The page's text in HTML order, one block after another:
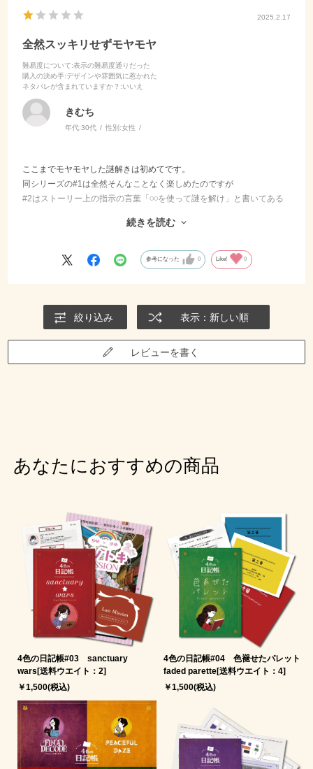
2025.2.17
全然スッキリせずモヤモヤ
難易度について:表示の難易度通りだった
購入の決め手:デザインや雰囲気に惹かれた
ネタバレが含まれていますか？ :いいえ
きむち
年代:30代 性別:女性
ここまでモヤモヤした謎解きは初めてです。
同シリーズの#1は全然そんなことなく楽しめたのですが
#2はストーリー上の指示の言葉「𓏸𓏸を使って謎を解け」と書いてある
使うキットの方には𓏸△と書いてある…けどヒントにはコレを使えと書
1つの言葉の意味が重い謎解きにおいて、そういった細かい所に行き届
いていない雑さや、小問題の謎の納得感が薄くて無理矢理感がありま
終始なんで！？なんでそうなるの！？
答えがそれなら遠くない！？など、モヤモヤしました。
最初の謎の真ん中、なんで2文字目があの言葉なのか分かりませんでし
続きを読む
参考になった 0 Like! 0
絞り込み 表示：新しい順
レビューを書く
あなたにおすすめの商品
4色の日記帳#03 sanctuary
wars[送料ウエイト：2]
￥1,500(税込)
4色の日記帳#04 色褪せたパレット
faded parette[送料ウエイト：4]
￥1,500(税込)